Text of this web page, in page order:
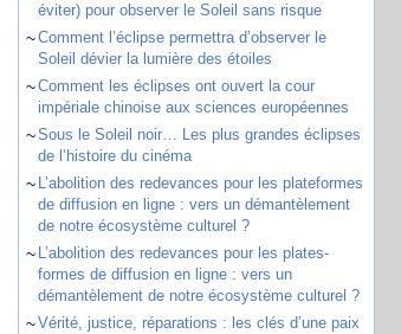
éviter) pour observer le Soleil sans risque
~Comment l’éclipse permettra d’observer le
Soleil dévier la lumière des étoiles
~Comment les éclipses ont ouvert la cour
impériale chinoise aux sciences européennes
~Sous le Soleil noir… Les plus grandes éclipses
de l’histoire du cinéma
~ L’abolition des redevances pour les plateformes
de diffusion en ligne : vers un démantèlement
de notre écosystème culturel ?
~ L’abolition des redevances pour les plates-
formes de diffusion en ligne : vers un
démantèlement de notre écosystème culturel ?
~Vérité, justice, réparations : les clés d’une paix